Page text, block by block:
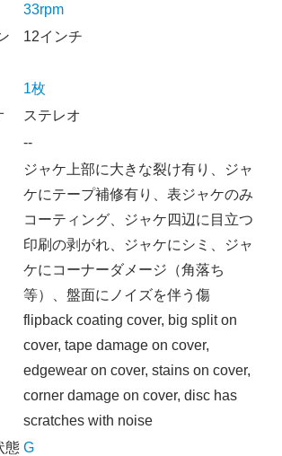
33rpm
12インチ
1枚
ステレオ
--
ジャケ上部に大きな裂け有り、ジャ
ケにテープ補修有り、表ジャケのみ
コーティング、ジャケ四辺に目立つ
印刷の剥がれ、ジャケにシミ、ジャ
ケにコーナーダメージ（角落ち
等）、盤面にノイズを伴う傷
flipback coating cover, big split on
cover, tape damage on cover,
edgewear on cover, stains on cover,
corner damage on cover, disc has
scratches with noise
態 G